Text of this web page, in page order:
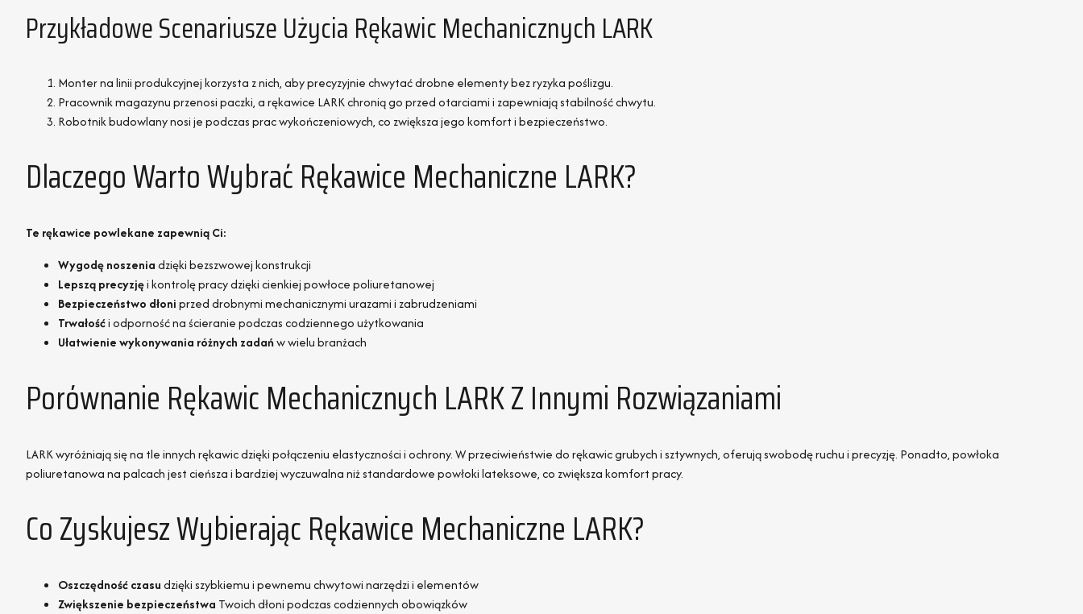
Przykładowe Scenariusze Użycia Rękawic Mechanicznych LARK
Monter na linii produkcyjnej korzysta z nich, aby precyzyjnie chwytać drobne elementy bez ryzyka poślizgu.
Pracownik magazynu przenosi paczki, a rękawice LARK chronią go przed otarciami i zapewniają stabilność chwytu.
Robotnik budowlany nosi je podczas prac wykończeniowych, co zwiększa jego komfort i bezpieczeństwo.
Dlaczego Warto Wybrać Rękawice Mechaniczne LARK?
Te rękawice powlekane zapewnią Ci:
Wygodę noszeniadzięki bezszwowej konstrukcji
Lepszą precyzjęi kontrolę pracy dzięki cienkiej powłoce poliuretanowej
Bezpieczeństwo dłoniprzed drobnymi mechanicznymi urazami i zabrudzeniami
Trwałośći odporność na ścieranie podczas codziennego użytkowania
Ułatwienie wykonywania różnych zadańw wielu branżach
Porównanie Rękawic Mechanicznych LARK Z Innymi Rozwiązaniami
LARK wyróżniają się na tle innych rękawic dzięki połączeniu elastyczności i ochrony. W przeciwieństwie do rękawic grubych i sztywnych, oferują swobodę ruchu i precyzję. Ponadto, powłoka
poliuretanowa na palcach jest cieńsza i bardziej wyczuwalna niż standardowe powłoki lateksowe, co zwiększa komfort pracy.
Co Zyskujesz Wybierając Rękawice Mechaniczne LARK?
Oszczędność czasudzięki szybkiemu i pewnemu chwytowi narzędzi i elementów
Zwiększenie bezpieczeństwa Twoich dłoni podczas codziennych obowiązków